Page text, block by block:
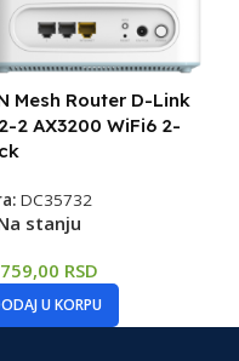
Mesh Router D-Link
2 AX3200 WiFi6 2-
DC35732
stanju
RSD
U KORPU